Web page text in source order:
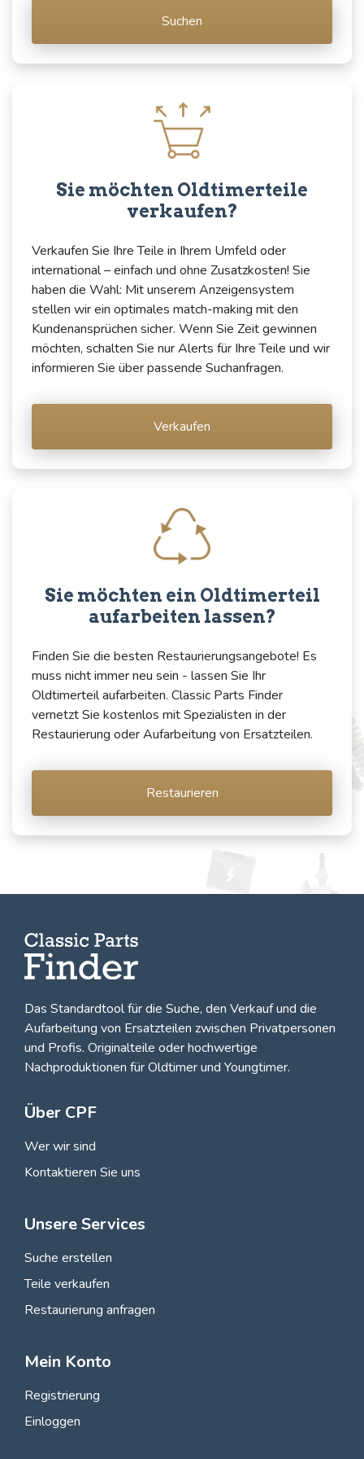
Suchen
Sie möchten Oldtimerteile
verkaufen?
Verkaufen Sie Ihre Teile in Ihrem Umfeld oder
international – einfach und ohne Zusatzkosten! Sie
haben die Wahl: Mit unserem Anzeigensystem
stellen wir ein optimales match-making mit den
Kundenansprüchen sicher. Wenn Sie Zeit gewinnen
möchten, schalten Sie nur Alerts für Ihre Teile und wir
informieren Sie über passende Suchanfragen.
Verkaufen
Sie möchten ein Oldtimerteil
aufarbeiten lassen?
Finden Sie die besten Restaurierungsangebote! Es
muss nicht immer neu sein - lassen Sie Ihr
Oldtimerteil aufarbeiten. Classic Parts Finder
vernetzt Sie kostenlos mit Spezialisten in der
Restaurierung oder Aufarbeitung von Ersatzteilen.
Restaurieren
Das Standardtool für die Suche, den Verkauf und die
Aufarbeitung von Ersatzteilen zwischen Privatpersonen
und Profis. Originalteile oder hochwertige
Nachproduktionen für Oldtimer und Youngtimer.
Über CPF
Wer wir sind
Kontaktieren Sie uns
Unsere Services
Suche erstellen
Teile verkaufen
Restaurierung anfragen
Mein Konto
Registrierung
Einloggen